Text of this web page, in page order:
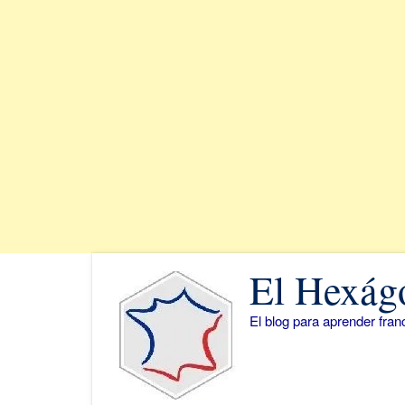
El
El blog para aprender